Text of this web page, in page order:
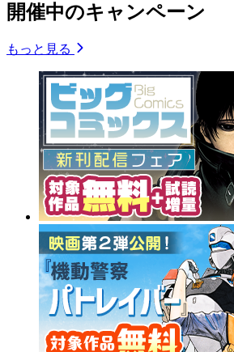
開催中のキャンペーン
もっと見る